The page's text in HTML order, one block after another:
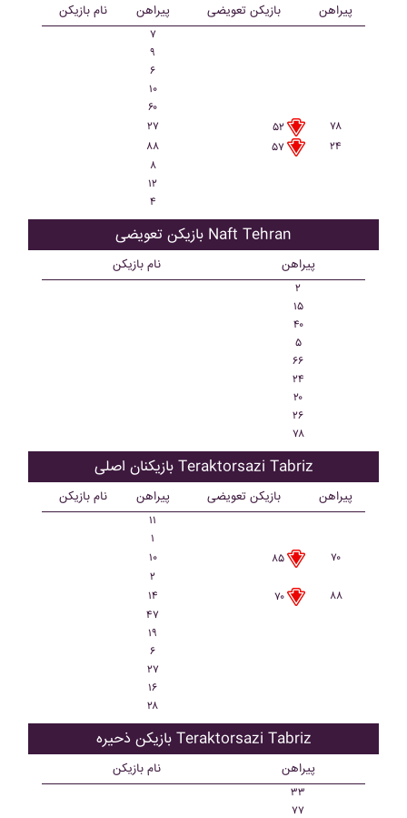
نام بازیکن پیراهن بازیکن تعویضی پیراهن
۷
۹
۶
۱۰
۶۰
۲۷
۵۲
۷۸
۸۸
۵۷
۲۴
۸
۱۲
۴
بازیکن تعویضی Naft Tehran
نام بازیکن پیراهن
۲
۱۵
۴۰
۵
۶۶
۲۴
۲۰
۲۶
۷۸
بازیکنان اصلی Teraktorsazi Tabriz
نام بازیکن پیراهن بازیکن تعویضی پیراهن
۱۱
۱
۱۰
۸۵
۷۰
۲
۱۴
۷۰
۸۸
۴۷
۱۹
۶
۲۷
۱۶
۲۸
بازیکن ذحیره Teraktorsazi Tabriz
نام بازیکن پیراهن
۳۳
۷۷